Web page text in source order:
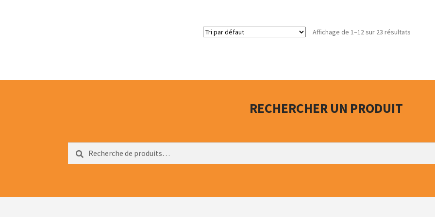
Affichage de 1–12 sur 23 résultats
RECHERCHER UN PRODUIT
Recherche
pour :
Recherche